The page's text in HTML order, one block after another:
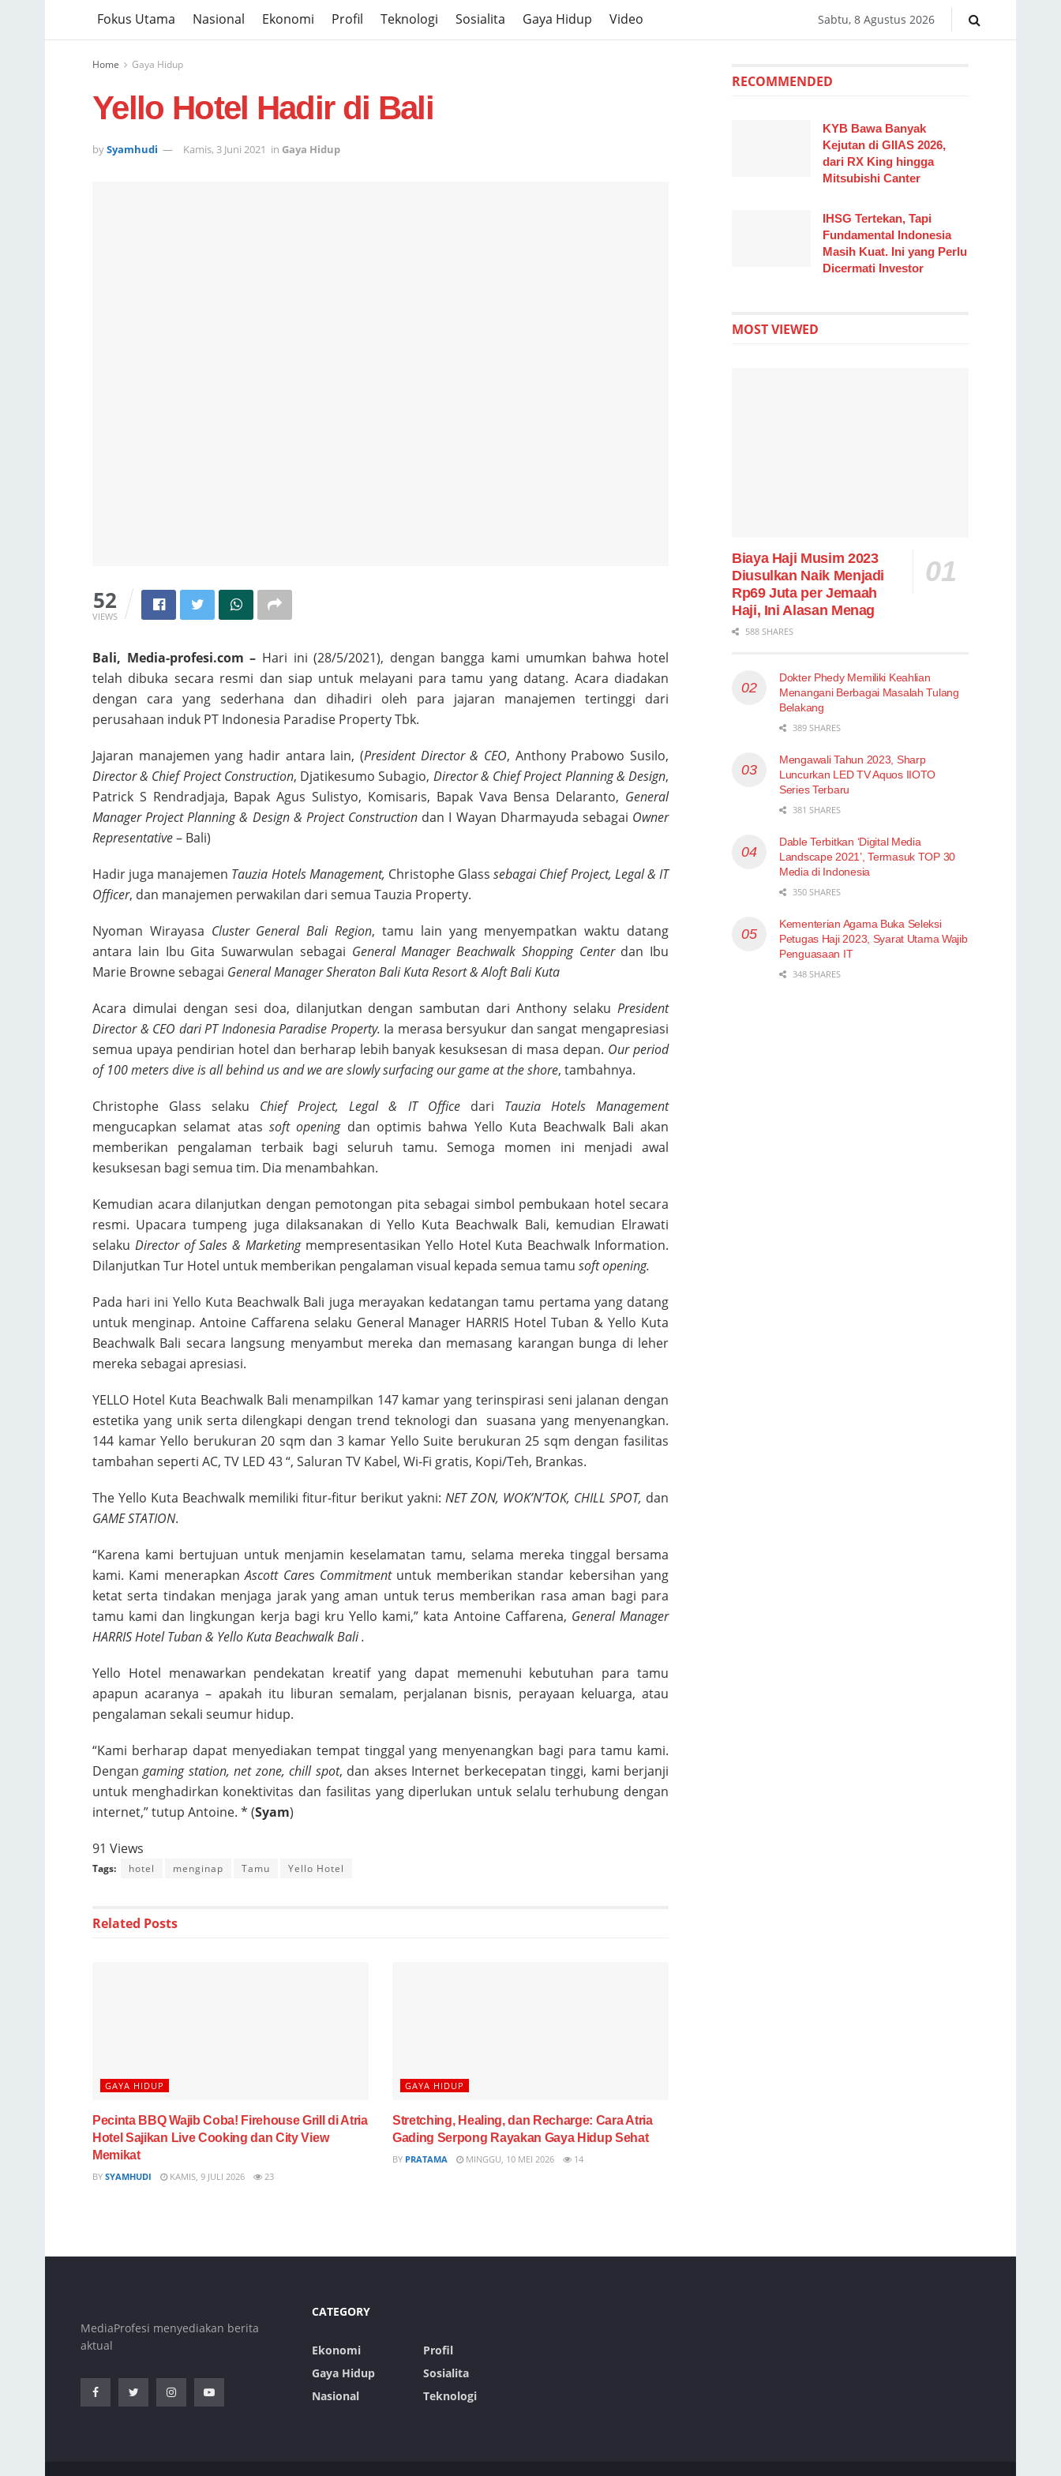
Fokus Utama Nasional Ekonomi Profil Teknologi Sosialita Gaya Hidup Video Sabtu, 8 Agustus 2026
Home Gaya Hidup
Yello Hotel Hadir di Bali
bySyamhudi Kamis, 3 Juni 2021 in Gaya Hidup
52
VIEWS
Bali, Media-profesi.com – Hari ini (28/5/2021), dengan bangga kami umumkan bahwa hotel
telah dibuka secara resmi dan siap untuk melayani para tamu yang datang. Acara diadakan
dengan cara yang sederhana dan dihadiri oleh para jajaran manajemen tertinggi dari
perusahaan induk PT Indonesia Paradise Property Tbk.
Jajaran manajemen yang hadir antara lain, (President Director & CEO, Anthony Prabowo Susilo,
Director & Chief Project Construction, Djatikesumo Subagio, Director & Chief Project Planning & Design,
Patrick S Rendradjaja, Bapak Agus Sulistyo, Komisaris, Bapak Vava Bensa Delaranto, General
Manager Project Planning & Design & Project Construction dan I Wayan Dharmayuda sebagai Owner
Representative– Bali)
Hadir juga manajemen Tauzia Hotels Management, Christophe Glasssebagai Chief Project, Legal & IT
Officer, dan manajemen perwakilan dari semua Tauzia Property.
Nyoman Wirayasa Cluster General Bali Region, tamu lain yang menyempatkan waktu datang
antara lain Ibu Gita Suwarwulan sebagai General Manager Beachwalk Shopping Centerdan Ibu
Marie Browne sebagai General Manager Sheraton Bali Kuta Resort & Aloft Bali Kuta
Acara dimulai dengan sesi doa, dilanjutkan dengan sambutan dari Anthony selaku President
Director & CEO dari PT Indonesia Paradise Property. Ia merasa bersyukur dan sangat mengapresiasi
semua upaya pendirian hotel dan berharap lebih banyak kesuksesan di masa depan. Our period
of 100 meters dive is all behind us and we are slowly surfacing our game at the shore, tambahnya.
Christophe Glass selaku Chief Project, Legal & IT Officedari Tauzia Hotels Management
mengucapkan selamat atas soft openingdan optimis bahwa Yello Kuta Beachwalk Bali akan
memberikan pengalaman terbaik bagi seluruh tamu. Semoga momen ini menjadi awal
kesuksesan bagi semua tim. Dia menambahkan.
Kemudian acara dilanjutkan dengan pemotongan pita sebagai simbol pembukaan hotel secara
resmi. Upacara tumpeng juga dilaksanakan di Yello Kuta Beachwalk Bali, kemudian Elrawati
selaku Director of Sales & Marketingmempresentasikan Yello Hotel Kuta Beachwalk Information.
Dilanjutkan Tur Hotel untuk memberikan pengalaman visual kepada semua tamu soft opening.
Pada hari ini Yello Kuta Beachwalk Bali juga merayakan kedatangan tamu pertama yang datang
untuk menginap. Antoine Caffarena selaku General Manager HARRIS Hotel Tuban & Yello Kuta
Beachwalk Bali secara langsung menyambut mereka dan memasang karangan bunga di leher
mereka sebagai apresiasi.
YELLO Hotel Kuta Beachwalk Bali menampilkan 147 kamar yang terinspirasi seni jalanan dengan
estetika yang unik serta dilengkapi dengan trend teknologi dan suasana yang menyenangkan.
144 kamar Yello berukuran 20 sqm dan 3 kamar Yello Suite berukuran 25 sqm dengan fasilitas
tambahan seperti AC, TV LED 43 “, Saluran TV Kabel, Wi-Fi gratis, Kopi/Teh, Brankas.
The Yello Kuta Beachwalk memiliki fitur-fitur berikut yakni: NET ZON, WOK’N’TOK, CHILL SPOT, dan
GAME STATION.
“Karena kami bertujuan untuk menjamin keselamatan tamu, selama mereka tinggal bersama
kami. Kami menerapkanAscott Cares Commitment untuk memberikan standar kebersihan yang
ketat serta tindakan menjaga jarak yang aman untuk terus memberikan rasa aman bagi para
tamu kami dan lingkungan kerja bagi kru Yello kami,” kata Antoine Caffarena, General Manager
HARRIS Hotel Tuban & Yello Kuta Beachwalk Bali .
Yello Hotel menawarkan pendekatan kreatif yang dapat memenuhi kebutuhan para tamu
apapun acaranya – apakah itu liburan semalam, perjalanan bisnis, perayaan keluarga, atau
pengalaman sekali seumur hidup.
“Kami berharap dapat menyediakan tempat tinggal yang menyenangkan bagi para tamu kami.
Dengangaming station, net zone, chill spot, dan akses Internet berkecepatan tinggi, kami berjanji
untuk menghadirkan konektivitas dan fasilitas yang diperlukan untuk selalu terhubung dengan
internet,” tutup Antoine. * (Syam)
91 Views
Tags: hotel menginap Tamu Yello Hotel
Related Posts
GAYA HIDUP
Pecinta BBQ Wajib Coba! Firehouse Grill di Atria
Hotel Sajikan Live Cooking dan City View
Memikat
BY SYAMHUDI KAMIS, 9 JULI 2026 23
GAYA HIDUP
Stretching, Healing, dan Recharge: Cara Atria
Gading Serpong Rayakan Gaya Hidup Sehat
BY PRATAMA MINGGU, 10 MEI 2026 14
RECOMMENDED
KYB Bawa Banyak
Kejutan di GIIAS 2026,
dari RX King hingga
Mitsubishi Canter
IHSG Tertekan, Tapi
Fundamental Indonesia
Masih Kuat. Ini yang Perlu
Dicermati Investor
MOST VIEWED
Biaya Haji Musim 2023
Diusulkan Naik Menjadi
Rp69 Juta per Jemaah
Haji, Ini Alasan Menag
588 SHARES
Dokter Phedy Memiliki Keahlian
Menangani Berbagai Masalah Tulang
Belakang
389 SHARES
Mengawali Tahun 2023, Sharp
Luncurkan LED TV Aquos IIOTO
Series Terbaru
381 SHARES
Dable Terbitkan ‘Digital Media
Landscape 2021’, Termasuk TOP 30
Media di Indonesia
350 SHARES
Kementerian Agama Buka Seleksi
Petugas Haji 2023, Syarat Utama Wajib
Penguasaan IT
348 SHARES
MediaProfesi menyediakan berita
aktual
CATEGORY
Ekonomi
Gaya Hidup
Nasional
Profil
Sosialita
Teknologi